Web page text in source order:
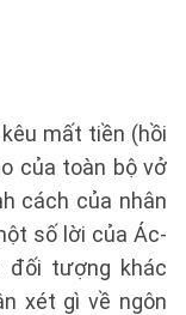
mất tiền (hồi
của toàn bộ vở
cách của nhân
số lời của Ác-
đối tượng khác
xét gì về ngôn